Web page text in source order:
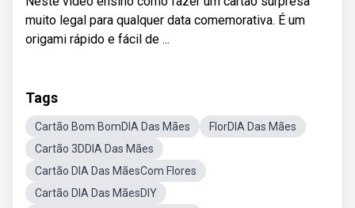
muito legal para qualquer data comemorativa. É um
origami rápido e fácil de ...
Tags
Cartão Bom BomDIA Das Mães
FlorDIA Das Mães
Cartão 3DDIA Das Mães
Cartão DIA Das MãesCom Flores
Cartão DIA Das MãesDIY